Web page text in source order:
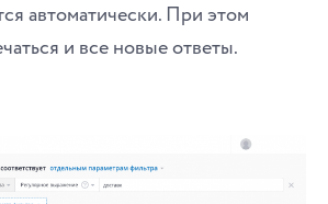
автоматически. При этом
и все новые ответы.